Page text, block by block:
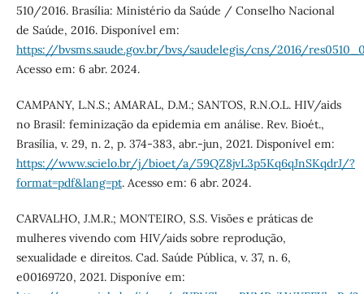
510/2016. Brasília: Ministério da Saúde / Conselho Nacional
de Saúde, 2016. Disponível em:
https://bvsms.saude.gov.br/bvs/saudelegis/cns/2016/
Acesso em: 6 abr. 2024.
CAMPANY, L.N.S.; AMARAL, D.M.; SANTOS, R.N.O.L. HIV/aids
no Brasil: feminização da epidemia em análise. Rev. Bioét.,
Brasília, v. 29, n. 2, p. 374-383, abr.-jun, 2021. Disponível em:
https://www.scielo.br/j/bioet/a/59QZ8jvL3p5Kq6qJnSKqdrJ/?
format=pdf&lang=pt. Acesso em: 6 abr. 2024.
CARVALHO, J.M.R.; MONTEIRO, S.S. Visões e práticas de
mulheres vivendo com HIV/aids sobre reprodução,
sexualidade e direitos. Cad. Saúde Pública, v. 37, n. 6,
e00169720, 2021. Disponíve em: